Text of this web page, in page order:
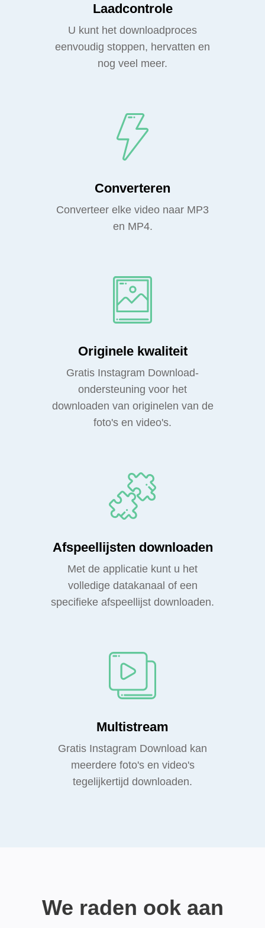
Laadcontrole
U kunt het downloadproces
eenvoudig stoppen, hervatten en
nog veel meer.
Converteren
Converteer elke video naar MP3
en MP4.
Originele kwaliteit
Gratis Instagram Download-
ondersteuning voor het
downloaden van originelen van de
foto's en video's.
Afspeellijsten downloaden
Met de applicatie kunt u het
volledige datakanaal of een
specifieke afspeellijst downloaden.
Multistream
Gratis Instagram Download kan
meerdere foto's en video's
tegelijkertijd downloaden.
We raden ook aan